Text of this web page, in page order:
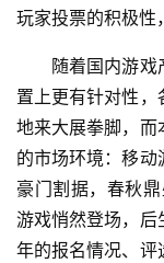
玩家投票的积极性
随着国内游戏产
置上更有针对性
地来大展拳脚，而
的市场环境：移
豪门割据，春秋
游戏悄然登场，后
年的报名情况、评